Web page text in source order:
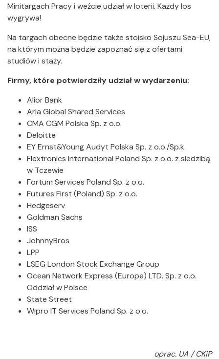
Minitargach Pracy i weźcie udział w loterii. Każdy los
wygrywa!
Na targach obecne będzie także stoisko Sojuszu Sea-EU,
na którym można będzie zapoznać się z ofertami
studiów i staży.
Firmy, które potwierdziły udział w wydarzeniu:
Alior Bank
Arla Global Shared Services
CMA CGM Polska Sp. z o.o.
Deloitte
EY Ernst&Young Audyt Polska Sp. z o.o./Sp.k.
Flextronics International Poland Sp. z o.o. z siedzibą
w Tczewie
Fortum Services Poland Sp. z o.o.
Futures First (Poland) Sp. z o.o.
Hedgeserv
Goldman Sachs
ISS
JohnnyBros
LPP
LSEG London Stock Exchange Group
Ocean Network Express (Europe) LTD. Sp. z o.o.
Oddział w Polsce
State Street
Wipro IT Services Poland Sp. z o.o.
oprac. UA / CKiP